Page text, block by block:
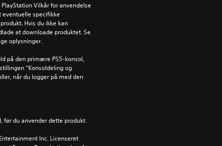
Vilkår for anvendelse
eventuelle specifikke
Hvis du ikke kan
at downloade produktet. Se
oplysninger.
på den primære PS5-konsol,
“Konsoldeling og
når du logger på med den
før du anvender dette produkt.
Inc. Licenseret